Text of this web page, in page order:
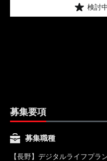
検討
募集要項
募集職種
【長野】デジタルライフプ